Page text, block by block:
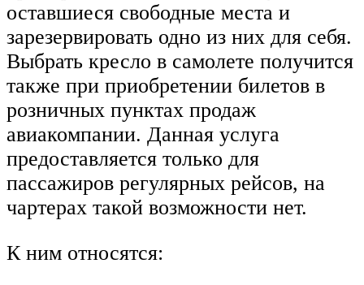
оставшиеся свободные места и
зарезервировать одно из них для себя.
Выбрать кресло в самолете получится
также при приобретении билетов в
розничных пунктах продаж
авиакомпании. Данная услуга
предоставляется только для
пассажиров регулярных рейсов, на
чартерах такой возможности нет.
К ним относятся: